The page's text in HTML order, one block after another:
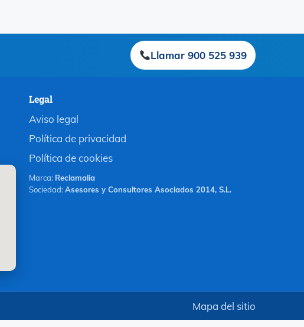
Llamar 900 525 939
Legal
Aviso legal
Política de privacidad
Política de cookies
Marca: Reclamalia
Sociedad:Asesores y Consultores Asociados 2014, S.L.
Mapa del sitio